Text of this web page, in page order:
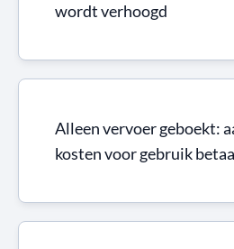
wordt verhoogd
Alleen vervoer geboekt:
kosten voor gebruik